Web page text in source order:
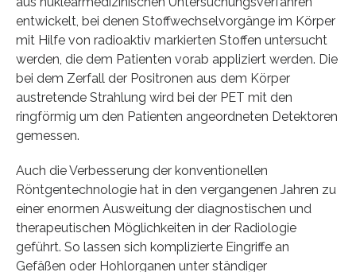
entwickelt, bei denen Stoffwechselvorgänge im Körper
mit Hilfe von radioaktiv markierten Stoffen untersucht
werden, die dem Patienten vorab appliziert werden. Die
bei dem Zerfall der Positronen aus dem Körper
austretende Strahlung wird bei der PET mit den
ringförmig um den Patienten angeordneten Detektoren
gemessen.
Auch die Verbesserung der konventionellen
Röntgentechnologie hat in den vergangenen Jahren zu
einer enormen Ausweitung der diagnostischen und
therapeutischen Möglichkeiten in der Radiologie
geführt. So lassen sich komplizierte Eingriffe an
Gefäßen oder Hohlorganen unter ständiger